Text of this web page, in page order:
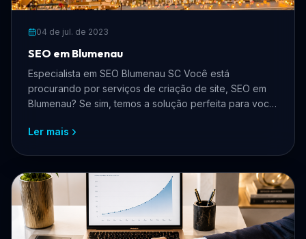
04 de jul. de 2023
SEO em Blumenau
Especialista em SEO Blumenau SC Você está
procurando por serviços de criação de site, SEO em
Blumenau? Se sim, temos a solução perfeita para você!
Ler mais